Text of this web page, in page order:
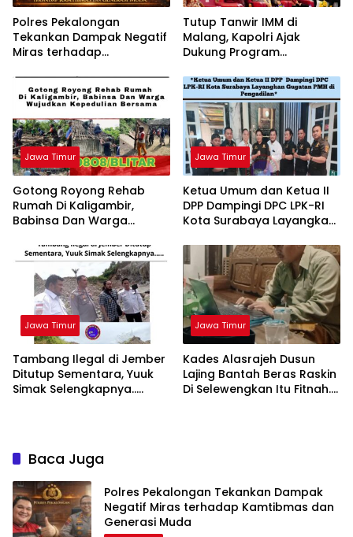
Polres Pekalongan
Tekankan Dampak Negatif
Miras terhadap
Muda
Tutup Tanwir IMM di
Malang, Kapolri Ajak
Dukung Program
Jawa Timur
Gotong Royong Rehab
Rumah Di Kaligambir,
Babinsa Dan Warga
Bersama
Jawa Timur
Ketua Umum dan Ketua II
DPP Dampingi DPC LPK-RI
Kota Surabaya Layangkan
Pengadilan
Jawa Timur
Tambang Ilegal di Jember
Ditutup Sementara, Yuuk
Simak Selengkapnya…..
Jawa Timur
Kades Alasrajeh Dusun
Lajing Bantah Beras Raskin
Di Selewengkan Itu Fitnah.
Baca Juga
Polres Pekalongan Tekankan Dampak
Negatif Miras terhadap Kamtibmas dan
Generasi Muda